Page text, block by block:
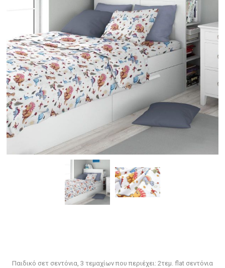
Παιδικό σετ σεντόνια, 3 τεμαχίων που περιέχει: 2τεμ. flat σεντόνια